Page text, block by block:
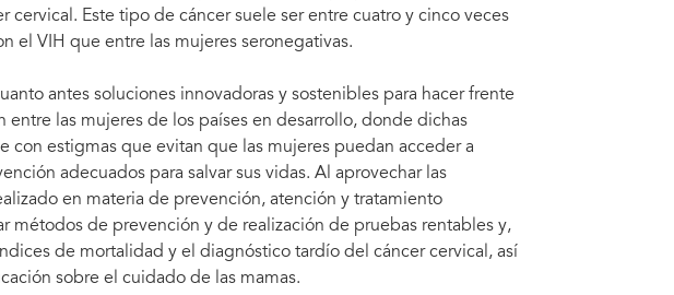
Este tipo de cáncer suele ser entre cuatro y cinco veces
el VIH que entre las mujeres seronegativas.
antes soluciones innovadoras y sostenibles para hacer frente
las mujeres de los países en desarrollo, donde dichas
con estigmas que evitan que las mujeres puedan acceder a
adecuados para salvar sus vidas. Al aprovechar las
en materia de prevención, atención y tratamiento
métodos de prevención y de realización de pruebas rentables y,
de mortalidad y el diagnóstico tardío del cáncer cervical, así
sobre el cuidado de las mamas.